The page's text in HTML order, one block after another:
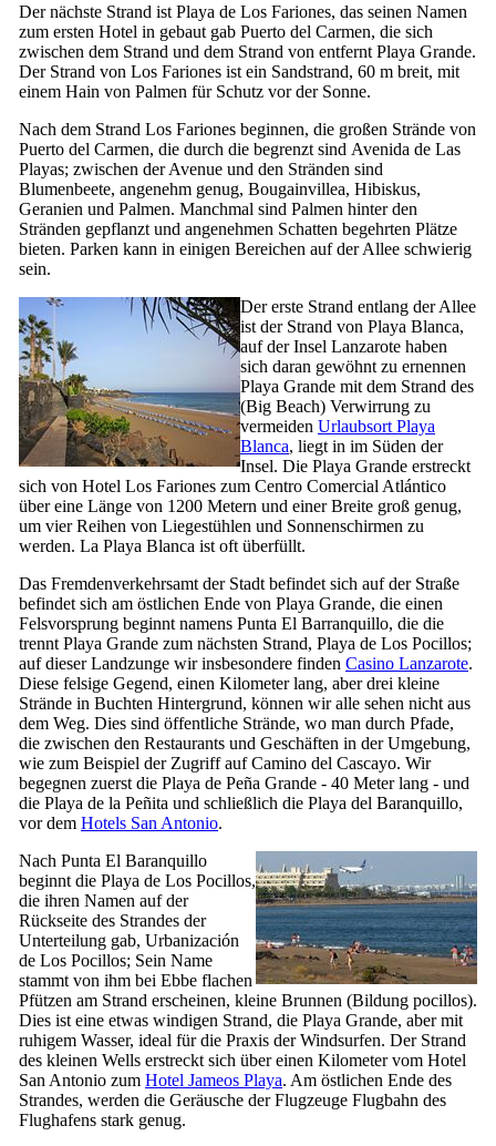
Der nächste Strand ist Playa de Los Fariones, das seinen Namen
zum ersten Hotel in gebaut gab Puerto del Carmen, die sich
zwischen dem Strand und dem Strand von entfernt Playa Grande.
Der Strand von Los Fariones ist ein Sandstrand, 60 m breit, mit
einem Hain von Palmen für Schutz vor der Sonne.
Nach dem Strand Los Fariones beginnen, die großen Strände von
Puerto del Carmen, die durch die begrenzt sind Avenida de Las
Playas; zwischen der Avenue und den Stränden sind
Blumenbeete, angenehm genug, Bougainvillea, Hibiskus,
Geranien und Palmen. Manchmal sind Palmen hinter den
Stränden gepflanzt und angenehmen Schatten begehrten Plätze
bieten. Parken kann in einigen Bereichen auf der Allee schwierig
sein.
Der erste Strand entlang der Allee
ist der Strand von Playa Blanca,
auf der Insel Lanzarote haben
sich daran gewöhnt zu ernennen
Playa Grande mit dem Strand des
(Big Beach) Verwirrung zu
vermeiden Urlaubsort Playa
Blanca, liegt in im Süden der
Insel. Die Playa Grande erstreckt
sich von Hotel Los Fariones zum Centro Comercial Atlántico
über eine Länge von 1200 Metern und einer Breite groß genug,
um vier Reihen von Liegestühlen und Sonnenschirmen zu
werden. La Playa Blanca ist oft überfüllt.
Das Fremdenverkehrsamt der Stadt befindet sich auf der Straße
befindet sich am östlichen Ende von Playa Grande, die einen
Felsvorsprung beginnt namens Punta El Barranquillo, die die
trennt Playa Grande zum nächsten Strand, Playa de Los Pocillos;
auf dieser Landzunge wir insbesondere finden Casino Lanzarote.
Diese felsige Gegend, einen Kilometer lang, aber drei kleine
Strände in Buchten Hintergrund, können wir alle sehen nicht aus
dem Weg. Dies sind öffentliche Strände, wo man durch Pfade,
die zwischen den Restaurants und Geschäften in der Umgebung,
wie zum Beispiel der Zugriff aufCamino del Cascayo. Wir
begegnen zuerst die Playa de Peña Grande - 40 Meter lang - und
die Playa de la Peñita und schließlich die Playa del Baranquillo,
vor dem Hotels San Antonio.
Nach Punta El Baranquillo
beginnt die Playa de Los Pocillos,
die ihren Namen auf der
Rückseite des Strandes der
Unterteilung gab, Urbanización
de Los Pocillos; Sein Name
stammt von ihm bei Ebbe flachen
Pfützen am Strand erscheinen, kleine Brunnen (Bildung pocillos).
Dies ist eine etwas windigen Strand, die Playa Grande, aber mit
ruhigem Wasser, ideal für die Praxis der Windsurfen. Der Strand
des kleinen Wells erstreckt sich über einen Kilometer vom Hotel
San Antonio zum Hotel Jameos Playa. Am östlichen Ende des
Strandes, werden die Geräusche der Flugzeuge Flugbahn des
Flughafens stark genug.